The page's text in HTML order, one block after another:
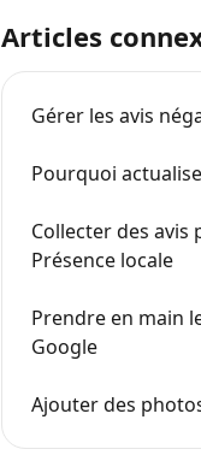
Articles
Gérer les avis
Pourquoi
Collecter des avis
Présence locale
Prendre en main
Google
Ajouter des